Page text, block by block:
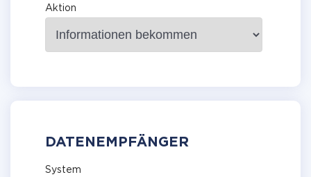
Aktion
DATENEMPFÄNGER
System